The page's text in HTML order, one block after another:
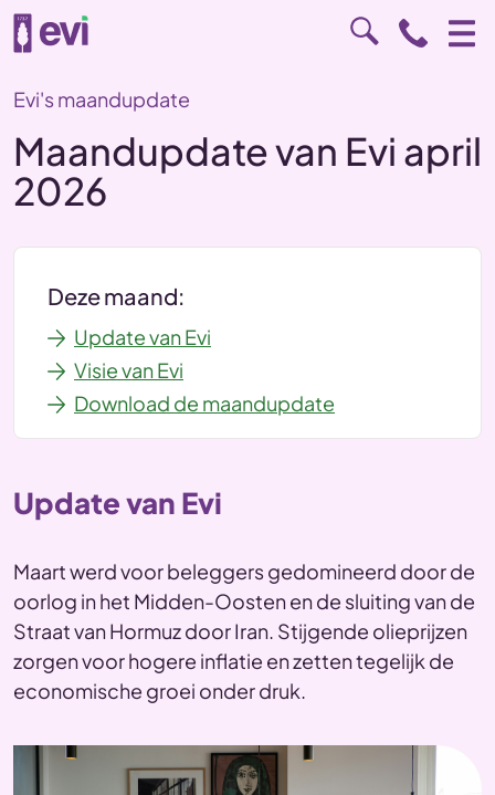
Evi's maandupdate
Maandupdate van Evi april
2026
Deze maand:
Update van Evi
Visie van Evi
Download de maandupdate
Update van Evi
Maart werd voor beleggers gedomineerd door de
oorlog in het Midden-Oosten en de sluiting van de
Straat van Hormuz door Iran. Stijgende olieprijzen
zorgen voor hogere inflatie en zetten tegelijk de
economische groei onder druk.